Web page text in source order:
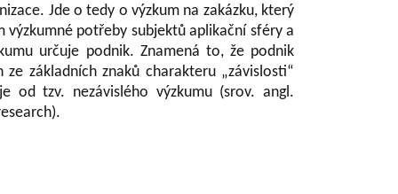
Jde o tedy o výzkum na zakázku, který
výzkumné potřeby subjektů aplikační sféry a
určuje podnik. Znamená to, že podnik
základních znaků charakteru „závislosti“
od tzv. nezávislého výzkumu (srov. angl.